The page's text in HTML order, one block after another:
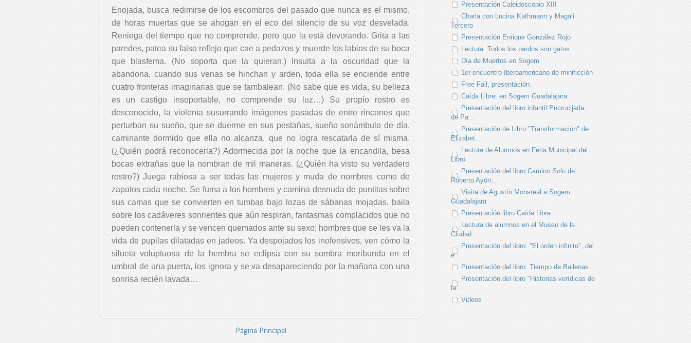
Enojada, busca redimirse de los escombros del pasado que nunca es el mismo,
de horas muertas que se ahogan en el eco del silencio de su voz desvelada.
Reniega del tiempo que no comprende, pero que la está devorando. Grita a las
paredes, patea su falso reflejo que cae a pedazos y muerde los labios de su boca
que blasfema. (No soporta que la quieran.)Insulta a la oscuridad que la
abandona, cuando sus venas se hinchan y arden, toda ella se enciende entre
cuatro fronteras imaginarias que se tambalean. (No sabe que es vida, su belleza
es un castigo insoportable, no comprende su luz…) Su propio rostro es
desconocido, la violenta susurrando imágenes pasadas de entre rincones que
perturban su sueño, que se duerme en sus pestañas, sueño sonámbulo de día,
caminante dormido que ella no alcanza, que no logra rescatarla de sí misma.
(¿Quién podrá reconocerla?) Adormecida por la noche que la encandila, besa
bocas extrañas que la nombran de mil maneras. (¿Quién ha visto su verdadero
rostro?)Juega rabiosa a ser todas las mujeres y muda de nombres como de
zapatos cada noche. Se fuma a los hombres y camina desnuda de puntitas sobre
sus camas que se convierten en tumbas bajo lozas de sábanas mojadas, baila
sobre los cadáveres sonrientes que aún respiran, fantasmas complacidos que no
pueden contenerla y se vencen quemados ante su sexo; hombres que se les va la
vida de pupilas dilatadas en jadeos. Ya despojados los inofensivos, ven cómo la
silueta voluptuosa de la hembra se eclipsa con su sombra moribunda en el
umbral de una puerta, los ignora y se va desapareciendo por la mañana con una
sonrisa recién lavada…
Página Principal
Presentación Caleidoscopio XIII
Charla con Lucina Kathmann y Magali
Tercero
Presentación Enrique González Rojo
Lectura: Todos los pardos son gatos.
Día de Muertos en Sogem
1er encuentro Iberoamericano de minificción
Free Fall, presentación.
Caída Libre, en Sogem Guadalajara
Presentación del libro infantil Encrucijada,
de Pa...
Presentación de Libro "Transformación" de
Elizabet...
Lectura de Alumnos en Feria Municipal del
Libro
Presentación del libro Camino Solo de
Roberto Ayón...
Visita de Agustín Monsreal a Sogem
Guadalajara
Presentación libro Caída Libre
Lectura de alumnos en el Museo de la
Ciudad
Presentación del libro: "El orden infinito", del
e...
Presentación del libro: Tiempo de Ballenas
Presentación del libro "Historias verídicas de
la ...
Videos